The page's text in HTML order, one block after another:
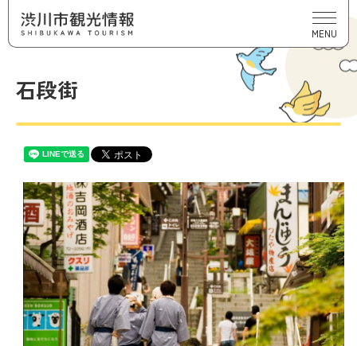
MENU
石段街